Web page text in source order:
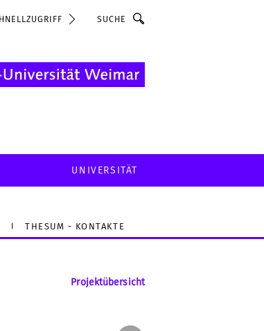
Suche
UNIVERSITÄT
THESUM - KONTAKTE
Projektübersicht